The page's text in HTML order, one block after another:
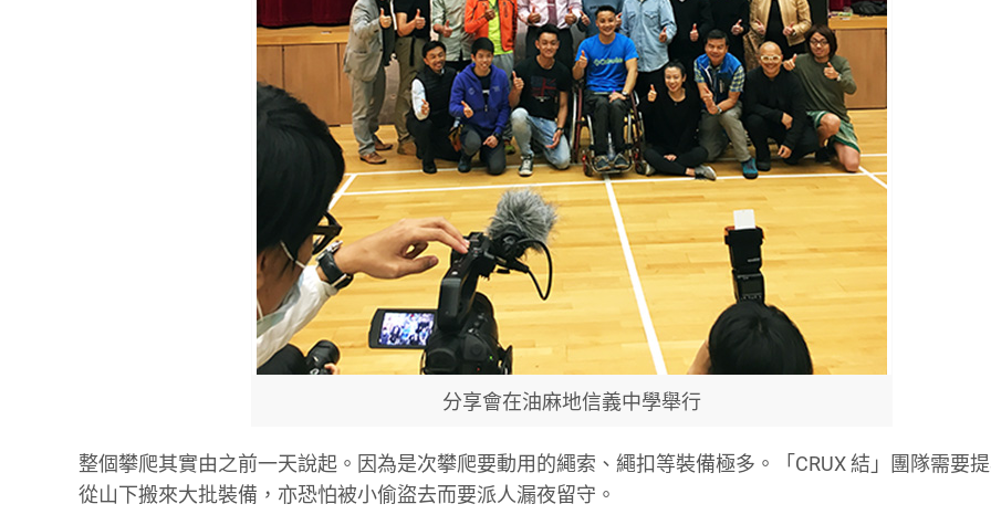
分享會在油麻地信義中學舉行
整個攀爬其實由之前一天說起。因為是次攀爬要動用的繩索、繩扣等裝備極多。「CRUX 結」團隊需要
從山下搬來大批裝備，亦恐怕被小偷盜去而要派人漏夜留守。